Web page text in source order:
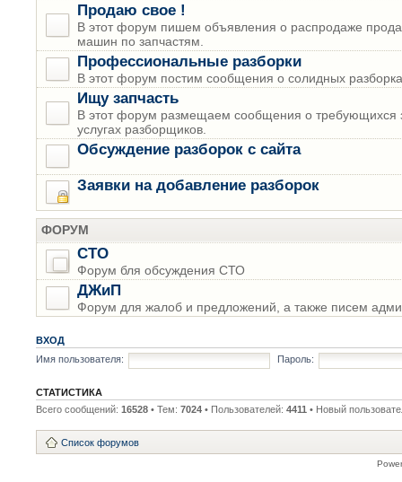
Продаю свое !
В этот форум пишем объявления о распродаже
машин по запчастям.
Профессиональные разборки
В этот форум постим сообщения о солидных
Ищу запчасть
В этот форум размещаем сообщения о требующихся
услугах разборщиков.
Обсуждение разборок с сайта
Заявки на добавление разборок
ФОРУМ
СТО
Форум бля обсуждения СТО
ДЖиП
Форум для жалоб и предложений, а также писем
ВХОД
Имя пользователя:
Пароль:
СТАТИСТИКА
Всего сообщений: 16528 • Тем: 7024 • Пользователей: 4411 • Новый
Список форумов